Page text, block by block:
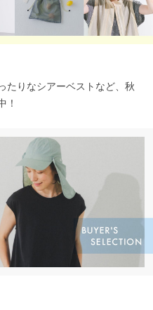
たりなシアーベストなど、秋
！